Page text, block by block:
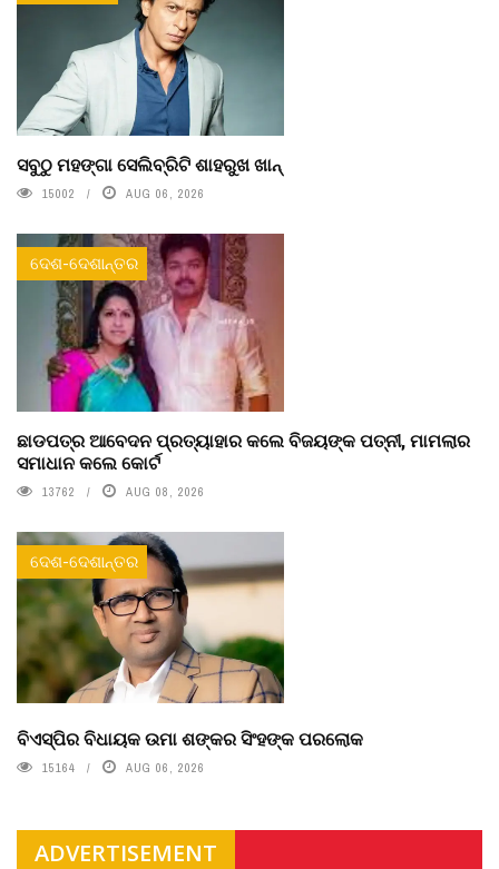
ସବୁଠୁ ମହଙ୍ଗା ସେଲିବ୍ରିଟି ଶାହରୁଖ ଖାନ୍
15002 AUG 06, 2026
ଦେଶ-ଦେଶାନ୍ତର
ଛାଡପତ୍ର ଆବେଦନ ପ୍ରତ୍ୟାହାର କଲେ ବିଜୟଙ୍କ ପତ୍ନୀ, ମାମଲାର
ସମାଧାନ କଲେ କୋର୍ଟ
13762 AUG 08, 2026
ଦେଶ-ଦେଶାନ୍ତର
ବିଏସ୍‌ପିର ବିଧାୟକ ଉମା ଶଙ୍କର ସିଂହଙ୍କ ପରଲୋକ
15164 AUG 06, 2026
ADVERTISEMENT